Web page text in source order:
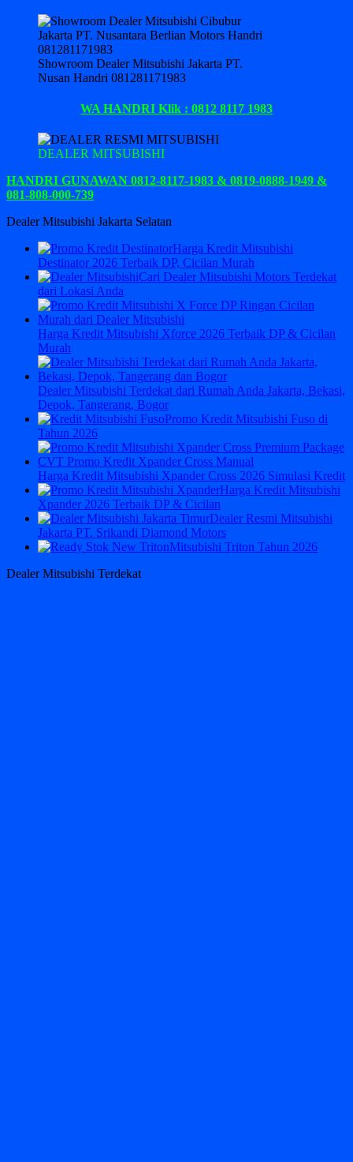
Showroom Dealer Mitsubishi Jakarta PT.
Nusan Handri 081281171983
WA HANDRI Klik : 0812 8117 1983
DEALER MITSUBISHI
HANDRI GUNAWAN 0812-8117-1983 & 0819-0888-1949 &
081-808-000-739
Dealer Mitsubishi Jakarta Selatan
Harga Kredit Mitsubishi
Destinator 2026 Terbaik DP, Cicilan Murah
Cari Dealer Mitsubishi Motors Terdekat
dari Lokasi Anda
Harga Kredit Mitsubishi Xforce 2026 Terbaik DP & Cicilan
Murah
Dealer Mitsubishi Terdekat dari Rumah Anda Jakarta, Bekasi,
Depok, Tangerang, Bogor
Promo Kredit Mitsubishi Fuso di
Tahun 2026
Harga Kredit Mitsubishi Xpander Cross 2026 Simulasi Kredit
Harga Kredit Mitsubishi
Xpander 2026 Terbaik DP & Cicilan
Dealer Resmi Mitsubishi
Jakarta PT. Srikandi Diamond Motors
Mitsubishi Triton Tahun 2026
Dealer Mitsubishi Terdekat